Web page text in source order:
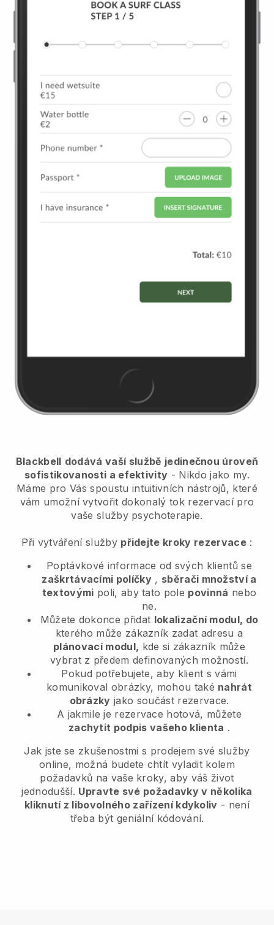
Blackbell dodává vaší službě jedinečnou úroveň
sofistikovanosti a efektivity - Nikdo jako my.
Máme pro Vás spoustu intuitivních nástrojů, které
vám umožní vytvořit dokonalý tok rezervací pro
vaše služby psychoterapie.
Při vytváření služby přidejte kroky rezervace:
Poptávkové informace od svých klientů se
zaškrtávacími políčky , sběrači množství a
textovými poli, aby tato pole povinná nebo
ne.
Můžete dokonce přidat lokalizační modul, do
kterého může zákazník zadat adresu a
plánovací modul, kde si zákazník může
vybrat z předem definovaných možností.
Pokud potřebujete, aby klient s vámi
komunikoval obrázky, mohou také nahrát
obrázky jako součást rezervace.
A jakmile je rezervace hotová, můžete
zachytit podpis vašeho klienta .
Jak jste se zkušenostmi s prodejem své služby
online, možná budete chtít vyladit kolem
požadavků na vaše kroky, aby váš život
jednodušší. Upravte své požadavky v několika
kliknutí z libovolného zařízení kdykoliv - není
třeba být geniální kódování.